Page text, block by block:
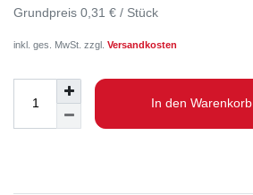
Grundpreis 0,31 € / Stück
inkl. ges. MwSt. zzgl. Versandkosten
In den Warenkorb